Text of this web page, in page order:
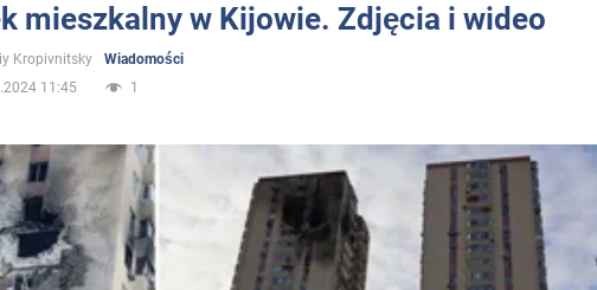
Ukrainie
mieszkalny w Kijowie. Zdjęcia i wideo
Kropivnitsky
Wiadomości
11:45
1